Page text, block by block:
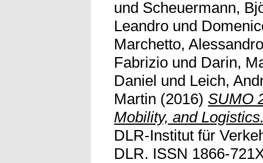
und Scheuermann,
Leandro und
Marchetto,
Fabrizio und Darin,
Daniel und Leich,
Martin (2016)SUMO
Mobility, and
DLR-Institut für
DLR. ISSN 1866-